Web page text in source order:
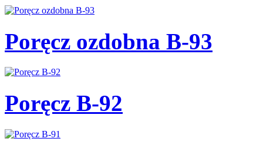
Poręcz ozdobna B-93
Poręcz B-92